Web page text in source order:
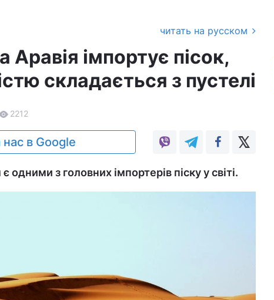
читать на русском
Аравія імпортує пісок,
складається з пустелі
2212
нас в Google
одними з головних імпортерів піску у світі.